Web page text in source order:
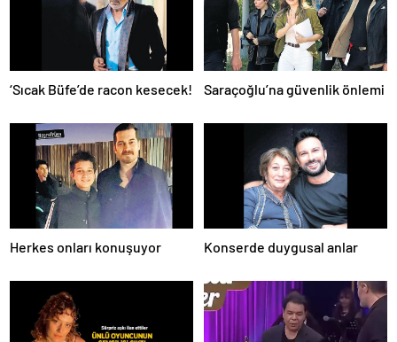
‘Sıcak Büfe’de racon kesecek! Saraçoğlu’na güvenlik önlemi
Herkes onları konuşuyor Konserde duygusal anlar